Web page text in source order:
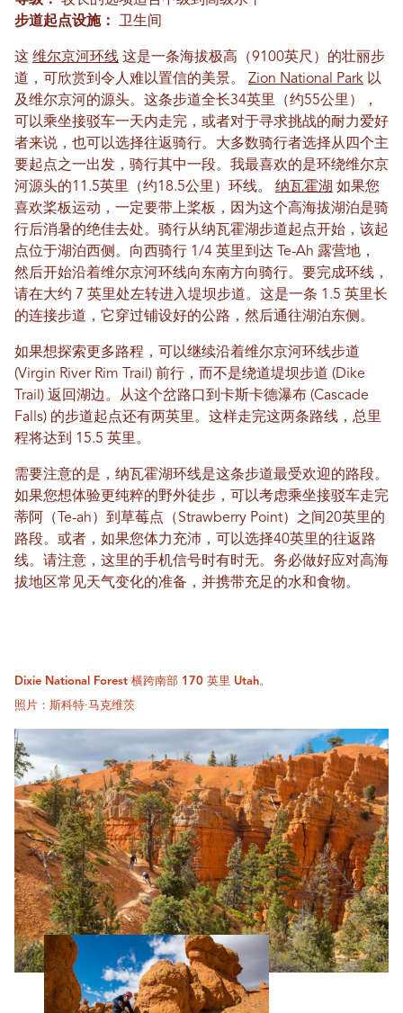
步道起点设施：
卫生间
这 维尔京河环线 这是一条海拔极高（9100英尺）的壮丽步
道，可欣赏到令人难以置信的美景。 Zion National Park 以
及维尔京河的源头。这条步道全长34英里（约55公里），
可以乘坐接驳车一天内走完，或者对于寻求挑战的耐力爱好
者来说，也可以选择往返骑行。大多数骑行者选择从四个主
要起点之一出发，骑行其中一段。我最喜欢的是环绕维尔京
河源头的11.5英里（约18.5公里）环线。 纳瓦霍湖 如果您
喜欢桨板运动，一定要带上桨板，因为这个高海拔湖泊是骑
行后消暑的绝佳去处。骑行从纳瓦霍湖步道起点开始，该起
点位于湖泊西侧。向西骑行 1/4 英里到达 Te-Ah 露营地，
然后开始沿着维尔京河环线向东南方向骑行。要完成环线，
请在大约 7 英里处左转进入堤坝步道。这是一条 1.5 英里长
的连接步道，它穿过铺设好的公路，然后通往湖泊东侧。
如果想探索更多路程，可以继续沿着维尔京河环线步道
(Virgin River Rim Trail) 前行，而不是绕道堤坝步道 (Dike
Trail) 返回湖边。从这个岔路口到卡斯卡德瀑布 (Cascade
Falls) 的步道起点还有两英里。这样走完这两条路线，总里
程将达到 15.5 英里。
需要注意的是，纳瓦霍湖环线是这条步道最受欢迎的路段。
如果您想体验更纯粹的野外徒步，可以考虑乘坐接驳车走完
蒂阿（Te-ah）到草莓点（Strawberry Point）之间20英里的
路段。或者，如果您体力充沛，可以选择40英里的往返路
线。请注意，这里的手机信号时有时无。务必做好应对高海
拔地区常见天气变化的准备，并携带充足的水和食物。
Dixie National Forest 横跨南部 170 英里 Utah。
照片：斯科特·马克维茨